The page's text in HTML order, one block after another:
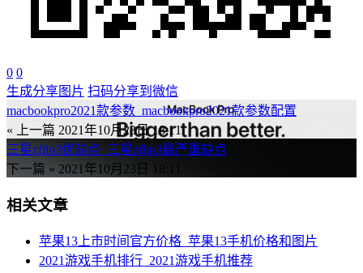
0 0
生成分享图片 扫码分享到微信
macbookpro2021款参数_macbookpro2021款参数配置
« 上一篇 2021年10月23日 18:11
三星zflip3优缺点_三星zflip3最严重缺点
下一篇 » 2021年10月23日 18:11
相关文章
苹果13上市时间官方价格_苹果13手机价格和图片
2021游戏手机排行_2021游戏手机推荐